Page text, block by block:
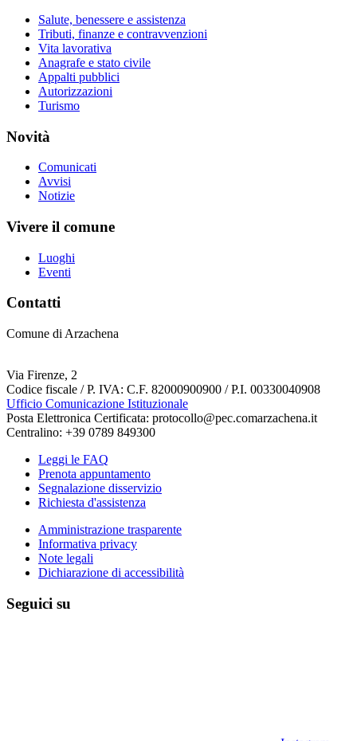
Salute, benessere e assistenza
Tributi, finanze e contravvenzioni
Vita lavorativa
Anagrafe e stato civile
Appalti pubblici
Autorizzazioni
Turismo
Novità
Comunicati
Avvisi
Notizie
Vivere il comune
Luoghi
Eventi
Contatti
Comune di Arzachena
Via Firenze, 2
Codice fiscale / P. IVA: C.F. 82000900900 / P.I. 00330040908
Ufficio Comunicazione Istituzionale
Posta Elettronica Certificata: protocollo@pec.comarzachena.it
Centralino: +39 0789 849300
Leggi le FAQ
Prenota appuntamento
Segnalazione disservizio
Richiesta d'assistenza
Amministrazione trasparente
Informativa privacy
Note legali
Dichiarazione di accessibilità
Seguici su